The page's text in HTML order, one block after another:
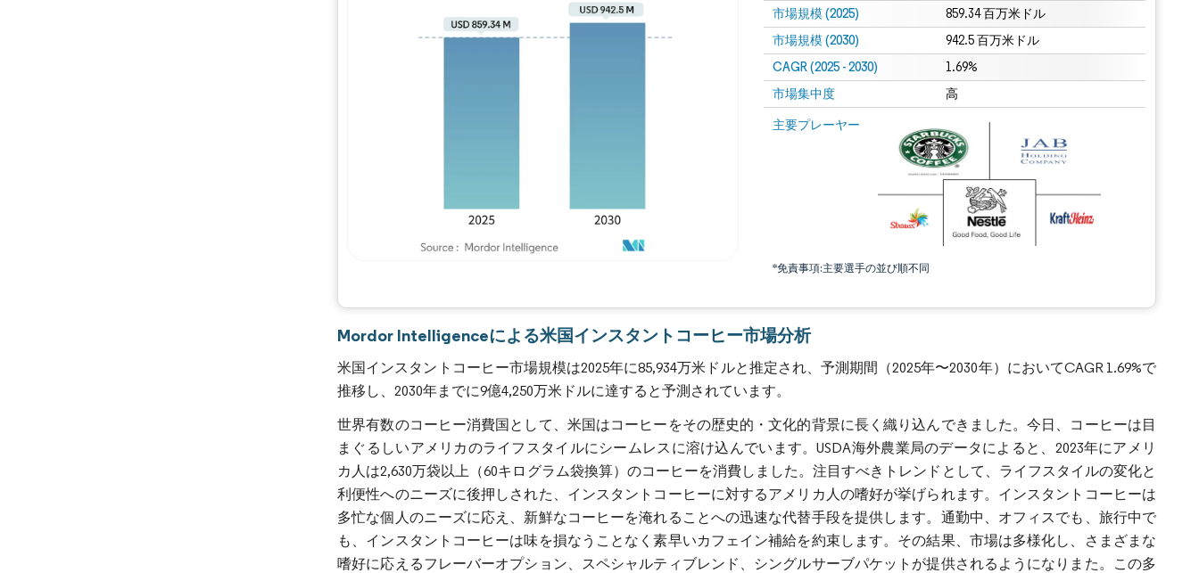
市場規模 (2025) 859.34 百万米ドル
市場規模 (2030) 942.5 百万米ドル
CAGR (2025 - 2030) 1.69%
市場集中度 高
主要プレーヤー
*免責事項:主要選手の並び順不同
Mordor Intelligenceによる米国インスタントコーヒー市場分析
米国インスタントコーヒー市場規模は2025年に85,934万米ドルと推定され、予測期間（2025年〜2030年）においてCAGR 1.69%で
推移し、2030年までに9億4,250万米ドルに達すると予測されています。
世界有数のコーヒー消費国として、米国はコーヒーをその歴史的・文化的背景に長く織り込んできました。今日、コーヒーは目
まぐるしいアメリカのライフスタイルにシームレスに溶け込んでいます。USDA海外農業局のデータによると、2023年にアメリ
カ人は2,630万袋以上（60キログラム袋換算）のコーヒーを消費しました。注目すべきトレンドとして、ライフスタイルの変化と
利便性へのニーズに後押しされた、インスタントコーヒーに対するアメリカ人の嗜好が挙げられます。インスタントコーヒーは
多忙な個人のニーズに応え、新鮮なコーヒーを淹れることへの迅速な代替手段を提供します。通勤中、オフィスでも、旅行中で
も、インスタントコーヒーは味を損なうことなく素早いカフェイン補給を約束します。その結果、市場は多様化し、さまざまな
嗜好に応えるフレーバーオプション、スペシャルティブレンド、シングルサーブパケットが提供されるようになりまた。この多